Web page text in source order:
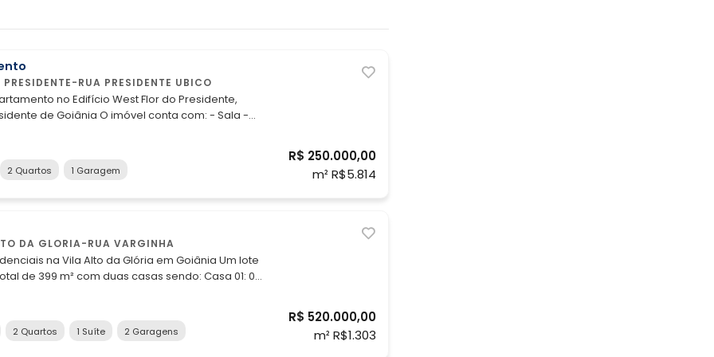
RUA PRESIDENTE UBICO
no Edifício West Flor do Presidente,
O imóvel conta com: - Sala -
supermercados, farmácias, escolas,
um imóvel com excelente custo-benefício em
valorizada da cidade, esta pode ser a escolha
- Fixo: (62) 3215-1755 - Whatsapp: (62)
2 Quartos 1 Garagem
R$ 250.000,00
m² R$5.814
DA GLORIA-RUA VARGINHA
na Vila Alto da Glória em Goiânia Um lote
de 399 m² com duas casas sendo: Casa 01: 02
gourmet com churrasqueira e despensa. Casa
simples, sala, cozinha, área de serviço,
2 Quartos 1 Suíte 2 Garagens
R$ 520.000,00
m² R$1.303